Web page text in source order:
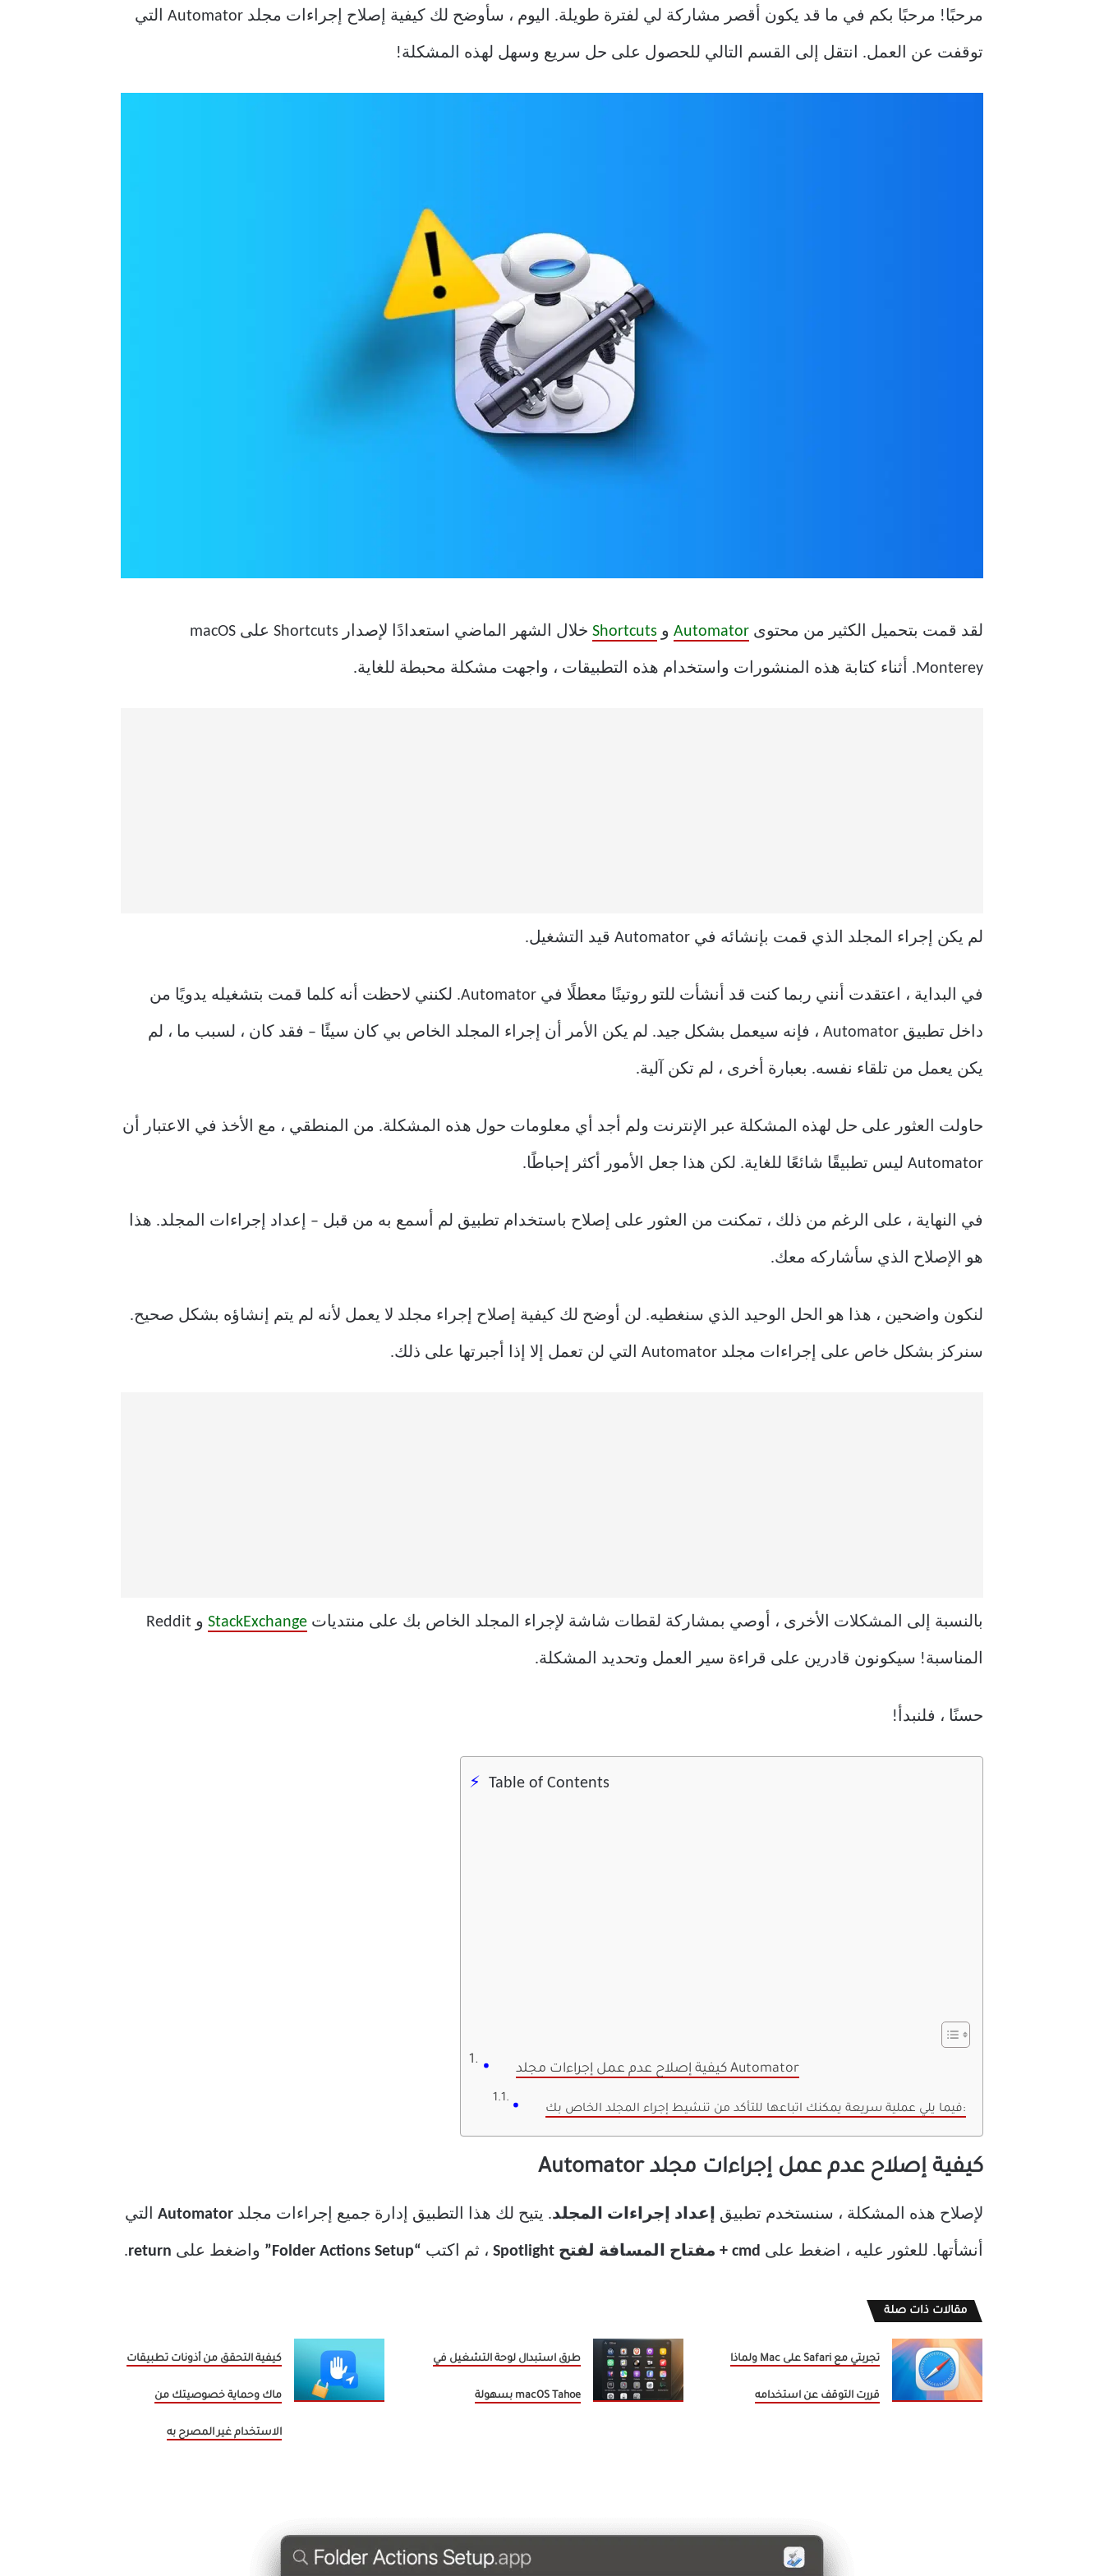
مرحبًا! مرحبًا بكم في ما قد يكون أقصر مشاركة لي لفترة طويلة. اليوم ، سأوضح لك كيفية إصلاح إجراءات مجلد Automator التي
توقفت عن العمل. انتقل إلى القسم التالي للحصول على حل سريع وسهل لهذه المشكلة!
لقد قمت بتحميل الكثير من محتوى Automator و Shortcuts خلال الشهر الماضي استعدادًا لإصدار Shortcuts على macOS
Monterey. أثناء كتابة هذه المنشورات واستخدام هذه التطبيقات ، واجهت مشكلة محبطة للغاية.
لم يكن إجراء المجلد الذي قمت بإنشائه في Automator قيد التشغيل.
في البداية ، اعتقدت أنني ربما كنت قد أنشأت للتو روتينًا معطلًا في Automator. لكنني لاحظت أنه كلما قمت بتشغيله يدويًا من
داخل تطبيق Automator ، فإنه سيعمل بشكل جيد. لم يكن الأمر أن إجراء المجلد الخاص بي كان سيئًا – فقد كان ، لسبب ما ، لم
يكن يعمل من تلقاء نفسه. بعبارة أخرى ، لم تكن آلية.
حاولت العثور على حل لهذه المشكلة عبر الإنترنت ولم أجد أي معلومات حول هذه المشكلة. من المنطقي ، مع الأخذ في الاعتبار أن
Automator ليس تطبيقًا شائعًا للغاية. لكن هذا جعل الأمور أكثر إحباطًا.
في النهاية ، على الرغم من ذلك ، تمكنت من العثور على إصلاح باستخدام تطبيق لم أسمع به من قبل – إعداد إجراءات المجلد. هذا
هو الإصلاح الذي سأشاركه معك.
لنكون واضحين ، هذا هو الحل الوحيد الذي سنغطيه. لن أوضح لك كيفية إصلاح إجراء مجلد لا يعمل لأنه لم يتم إنشاؤه بشكل صحيح.
سنركز بشكل خاص على إجراءات مجلد Automator التي لن تعمل إلا إذا أجبرتها على ذلك.
بالنسبة إلى المشكلات الأخرى ، أوصي بمشاركة لقطات شاشة لإجراء المجلد الخاص بك على منتديات StackExchange و Reddit
المناسبة! سيكونون قادرين على قراءة سير العمل وتحديد المشكلة.
حسنًا ، فلنبدأ!
Table of Contents
كيفية إصلاح عدم عمل إجراءات مجلد Automator
فيما يلي عملية سريعة يمكنك اتباعها للتأكد من تنشيط إجراء المجلد الخاص بك:
كيفية إصلاح عدم عمل إجراءات مجلد Automator
لإصلاح هذه المشكلة ، سنستخدم تطبيق إعداد إجراءات المجلد. يتيح لك هذا التطبيق إدارة جميع إجراءات مجلد Automator التي
أنشأتها. للعثور عليه ، اضغط على ، ثم اكتب “Folder Actions Setup” واضغط على return
.
مقالات ذات صلة
تجربتي مع Safari على Mac ولماذا
قررت التوقف عن استخدامه
طرق استبدال لوحة التشغيل في
macOS Tahoe بسهولة
كيفية التحقق من أذونات تطبيقات
ماك وحماية خصوصيتك من
الاستخدام غير المصرح به